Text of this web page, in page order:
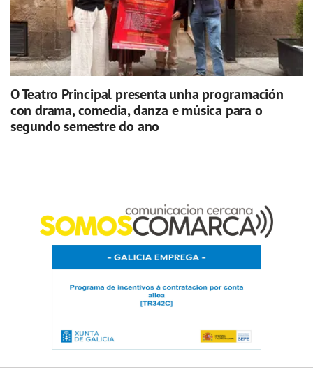
O Teatro Principal presenta unha programación
con drama, comedia, danza e música para o
segundo semestre do ano